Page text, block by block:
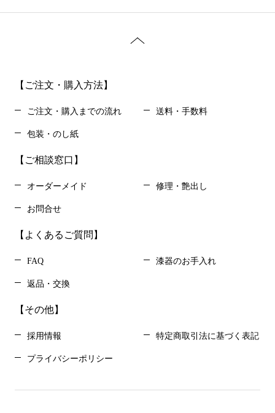
【ご注文・購入方法】
ご注文・購入までの流れ 送料・手数料
包装・のし紙
【ご相談窓口】
オーダーメイド 修理・艶出し
お問合せ
【よくあるご質問】
FAQ 漆器のお手入れ
返品・交換
【その他】
採用情報 特定商取引法に基づく表記
プライバシーポリシー